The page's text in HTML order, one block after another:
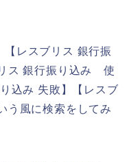
【レスブリス 銀行振
ス 銀行振り込み 使
込み 失敗】【レスブ
う風に検索をしてみ